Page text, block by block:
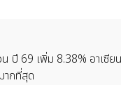
ปี 69 เพิ่ม 8.38% อาเซีย
ากที่สุด